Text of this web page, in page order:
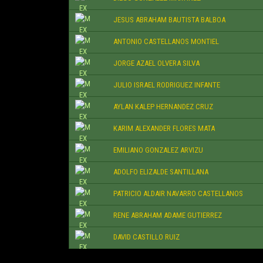
JESUS ABRAHAM BAUTISTA BALBOA
ANTONIO CASTELLANOS MONTIEL
JORGE AZAEL OLVERA SILVA
JULIO ISRAEL RODRIGUEZ INFANTE
AYLAN KALEP HERNANDEZ CRUZ
KARIM ALEXANDER FLORES MATA
EMILIANO GONZALEZ ARVIZU
ADOLFO ELIZALDE SANTILLANA
PATRICIO ALDAIR NAVARRO CASTELLANOS
RENE ABRAHAM ADAME GUTIERREZ
DAVID CASTILLO RUIZ